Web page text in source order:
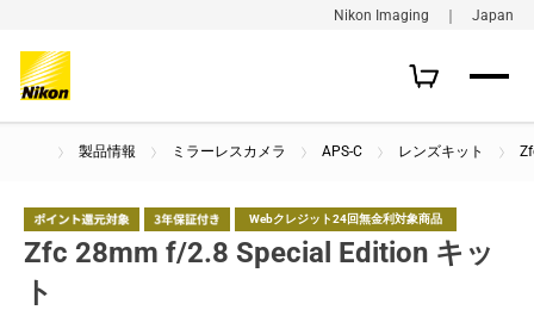
Nikon Imaging ｜ Japan
製品情報 ミラーレスカメラ APS-C レンズキット
Webクレジット24回無金利対象商品
Zfc 28mm f/2.8 Special Edition キッ
ト